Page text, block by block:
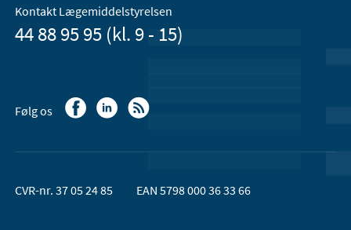
Kontakt Lægemiddelstyrelsen
44 88 95 95 (kl. 9 - 15)
Følg os
CVR-nr. 37 05 24 85 EAN 5798 000 36 33 66